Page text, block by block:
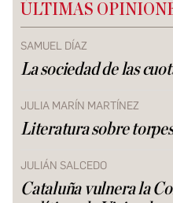
ÚLTIMAS
SAMUEL DÍAZ
La sociedad de las
JULIA MARÍN MARTÍNEZ
Literatura sobre torpes
JULIÁN SALCEDO
Cataluña vulnera la